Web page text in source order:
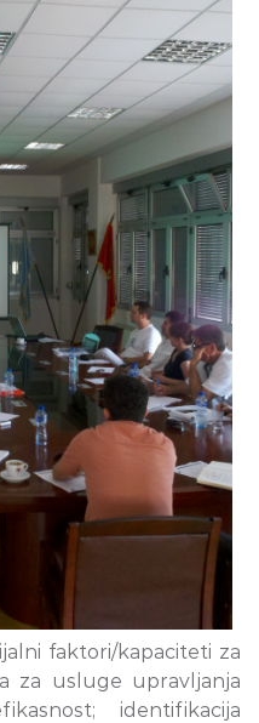
faktori/kapaciteti za
za usluge upravljanja
identifikacija